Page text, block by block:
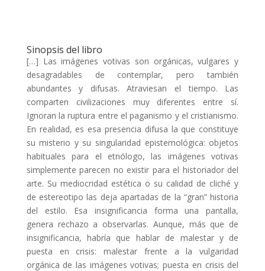
Sinopsis del libro
[…] Las imágenes votivas son orgánicas, vulgares y
desagradables de contemplar, pero también
abundantes y difusas. Atraviesan el tiempo. Las
comparten civilizaciones muy diferentes entre sí.
Ignoran la ruptura entre el paganismo y el cristianismo.
En realidad, es esa presencia difusa la que constituye
su misterio y su singularidad epistemológica: objetos
habituales para el etnólogo, las imágenes votivas
simplemente parecen no existir para el historiador del
arte. Su mediocridad estética o su calidad de cliché y
de estereotipo las deja apartadas de la “gran” historia
del estilo. Esa insignificancia forma una pantalla,
genera rechazo a observarlas. Aunque, más que de
insignificancia, habría que hablar de malestar y de
puesta en crisis: malestar frente a la vulgaridad
orgánica de las imágenes votivas; puesta en crisis del